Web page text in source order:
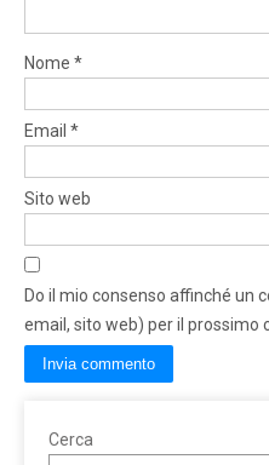
Nome *
Email *
Sito web
Do il mio consenso affinché un
email, sito web) per il prossimo
Cerca